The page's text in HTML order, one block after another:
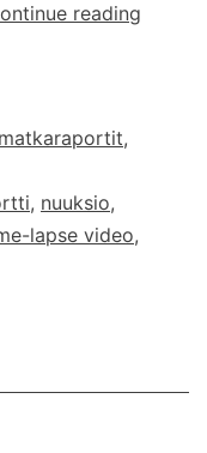
reading
matkaraportit,
, nuuksio,
lapse video,